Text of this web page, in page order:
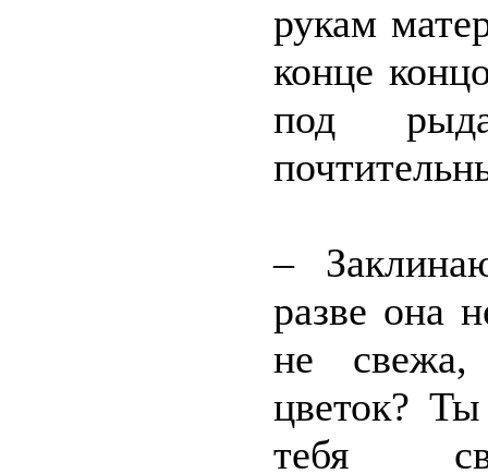
рукам
конце
под
–
разве она
не
цветок?
тебя